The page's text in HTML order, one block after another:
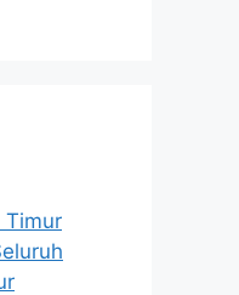
Timur